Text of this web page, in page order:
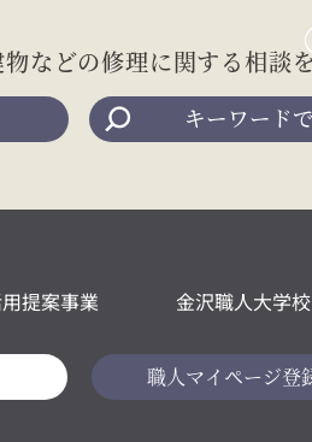
などの修理に関する相談
キーワード
提案事業 金沢職人大学
職人マイページ登